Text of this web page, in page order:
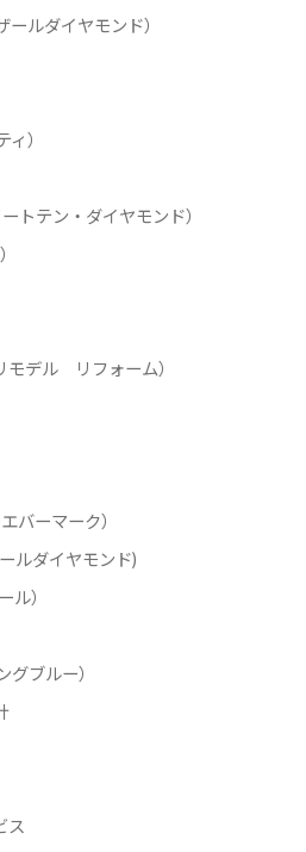
ルダイヤモンド）
）
トテン・ダイヤモンド）
モデル リフォーム）
バーマーク）
ルダイヤモンド)
ル）
ブルー）
ス